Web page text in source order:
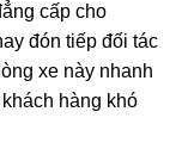
cấp cho
đón tiếp đối tác
xe này nhanh
hàng khó